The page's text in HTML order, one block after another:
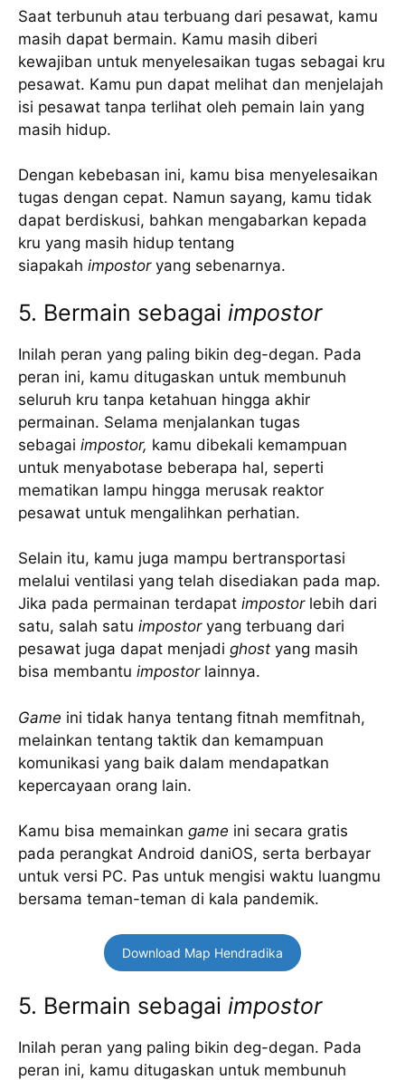
Saat terbunuh atau terbuang dari pesawat, kamu
masih dapat bermain. Kamu masih diberi
kewajiban untuk menyelesaikan tugas sebagai kru
pesawat. Kamu pun dapat melihat dan menjelajah
isi pesawat tanpa terlihat oleh pemain lain yang
masih hidup.
Dengan kebebasan ini, kamu bisa menyelesaikan
tugas dengan cepat. Namun sayang, kamu tidak
dapat berdiskusi, bahkan mengabarkan kepada
kru yang masih hidup tentang
siapakah impostoryang sebenarnya.
5. Bermain sebagai impostor
Inilah peran yang paling bikin deg-degan. Pada
peran ini, kamu ditugaskan untuk membunuh
seluruh kru tanpa ketahuan hingga akhir
permainan. Selama menjalankan tugas
sebagai impostor, kamu dibekali kemampuan
untuk menyabotase beberapa hal, seperti
mematikan lampu hingga merusak reaktor
pesawat untuk mengalihkan perhatian.
Selain itu, kamu juga mampu bertransportasi
melalui ventilasi yang telah disediakan pada map.
Jika pada permainan terdapat impostorlebih dari
satu, salah satu impostoryang terbuang dari
pesawat juga dapat menjadi ghost yang masih
bisa membantu impostorlainnya.
Game ini tidak hanya tentang fitnah memfitnah,
melainkan tentang taktik dan kemampuan
komunikasi yang baik dalam mendapatkan
kepercayaan orang lain.
Kamu bisa memainkan game ini secara gratis
pada perangkat Android daniOS, serta berbayar
untuk versi PC. Pas untuk mengisi waktu luangmu
bersama teman-teman di kala pandemik.
Download Map Hendradika
5. Bermain sebagai impostor
Inilah peran yang paling bikin deg-degan. Pada
peran ini, kamu ditugaskan untuk membunuh